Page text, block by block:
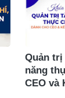
Quản
năng
CEO và